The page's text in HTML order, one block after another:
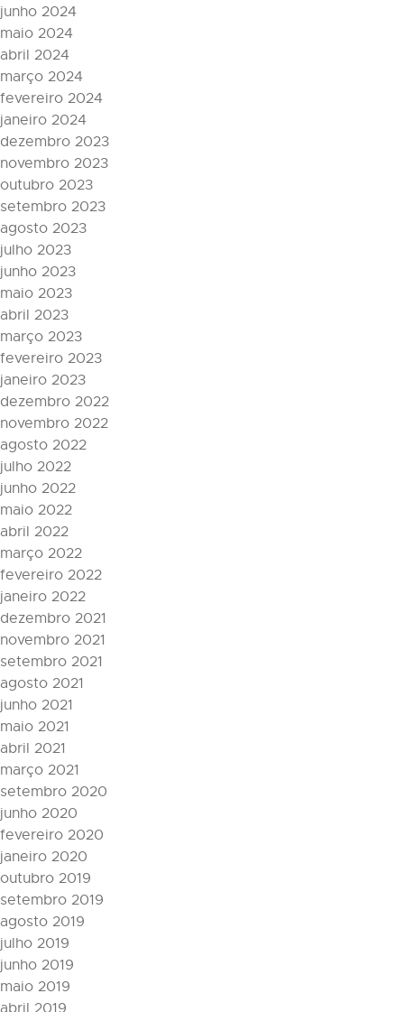
junho 2024
maio 2024
abril 2024
março 2024
fevereiro 2024
janeiro 2024
dezembro 2023
novembro 2023
outubro 2023
setembro 2023
agosto 2023
julho 2023
junho 2023
maio 2023
abril 2023
março 2023
fevereiro 2023
janeiro 2023
dezembro 2022
novembro 2022
agosto 2022
julho 2022
junho 2022
maio 2022
abril 2022
março 2022
fevereiro 2022
janeiro 2022
dezembro 2021
novembro 2021
setembro 2021
agosto 2021
junho 2021
maio 2021
abril 2021
março 2021
setembro 2020
junho 2020
fevereiro 2020
janeiro 2020
outubro 2019
setembro 2019
agosto 2019
julho 2019
junho 2019
maio 2019
abril 2019